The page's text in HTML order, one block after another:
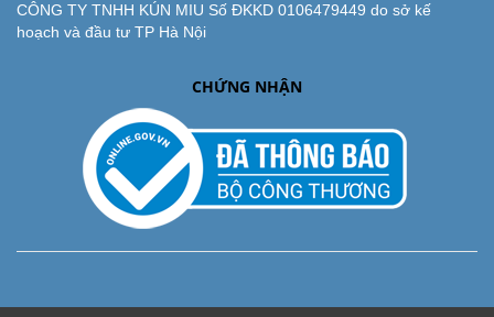
CÔNG TY TNHH KÚN MIU Số ĐKKD 0106479449 do sở kế
hoạch và đầu tư TP Hà Nội
CHỨNG NHẬN